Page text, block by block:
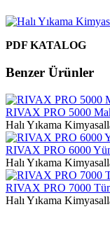
PDF KATALOG
Benzer Ürünler
RIVAX PRO 5000
Halı Yıkama
RIVAX PRO 6000
Halı Yıkama
RIVAX PRO 7000
Halı Yıkama